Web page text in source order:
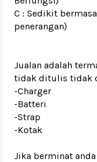
C : Sedikit
penerangan)
Jualan adalah
tidak ditulis tidak
-Charger
-Batteri
-Strap
-Kotak
Jika berminat